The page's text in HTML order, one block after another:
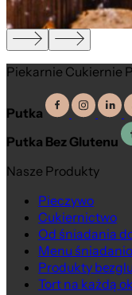
Piekarnie Cukiernie
Putka
Putka Bez Glutenu
Nasze Produkty
Pieczywo
Cukiernictwo
Od śniadania
Menu
Produkty
Tort na każdą